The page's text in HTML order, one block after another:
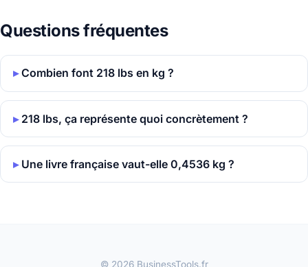
Questions fréquentes
Combien font 218 lbs en kg ?
218 lbs, ça représente quoi concrètement ?
Une livre française vaut-elle 0,4536 kg ?
© 2026 BusinessTools.fr